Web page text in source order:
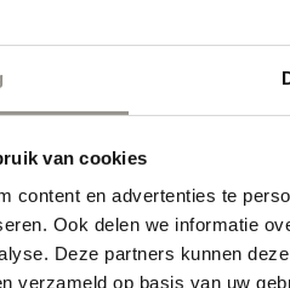
van cookies
content en advertenties te
Ook delen we informatie
Deze partners kunnen
verzameld op basis van uw